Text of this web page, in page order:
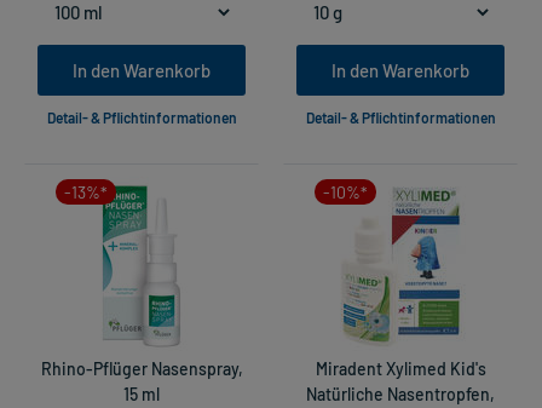
In den Warenkorb
Detail- & Pflichtinformationen
In den Warenkorb
Detail- & Pflichtinformationen
-13%*
Rhino-Pflüger Nasenspray,
15 ml
-10%*
Miradent Xylimed Kid's
Natürliche Nasentropfen,